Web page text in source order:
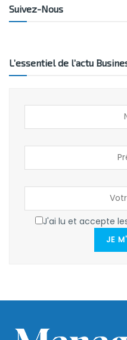
Suivez-Nous
L’essentiel de l’actu
J'ai lu et accepte
JE